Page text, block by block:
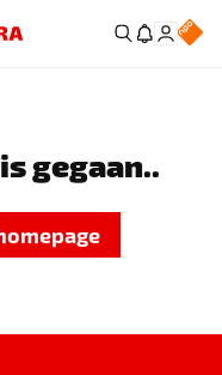
gegaan..